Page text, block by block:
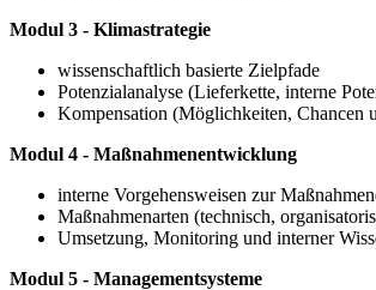
Modul 3 - Klimastrategie
wissenschaftlich basierte Zielpfade
Potenzialanalyse (Lieferkette, interne
Kompensation (Möglichkeiten, Chancen
Modul 4 - Maßnahmenentwicklung
interne Vorgehensweisen zur
Maßnahmenarten (technisch,
Umsetzung, Monitoring und interner
Modul 5 - Managementsysteme